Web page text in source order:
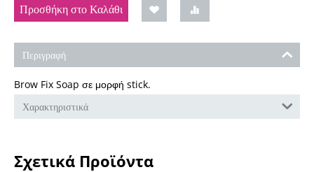
Προσθήκη στο Καλάθι
Περιγραφή
Brow Fix Soap σε μορφή stick.
Χαρακτηριστικά
Σχετικά Προϊόντα